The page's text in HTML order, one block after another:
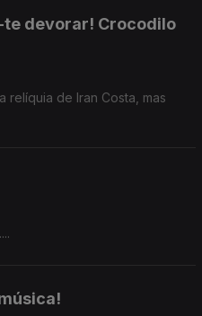
te devorar! Crocodilo
relíquia de Iran Costa, mas